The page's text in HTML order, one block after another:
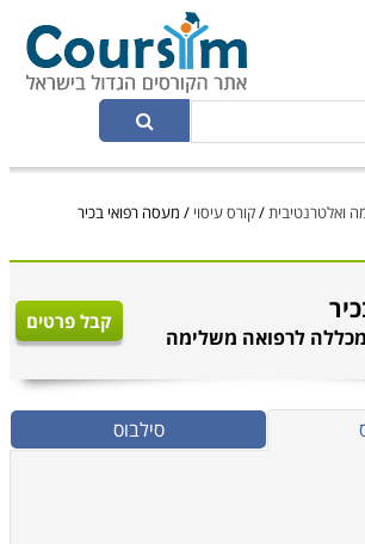
ואלטרנטיבית/קורס עיסוי / מעסה רפואי בכיר
לרפואה משלימה
קבל פרטים
סילבוס